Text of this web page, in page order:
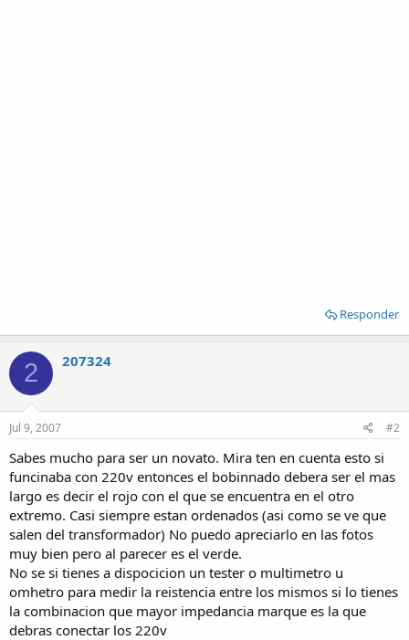
Responder
2 207324
Jul 9, 2007 #2
Sabes mucho para ser un novato. Mira ten en cuenta esto si
funcinaba con 220v entonces el bobinnado debera ser el mas
largo es decir el rojo con el que se encuentra en el otro
extremo. Casi siempre estan ordenados (asi como se ve que
salen del transformador) No puedo apreciarlo en las fotos
muy bien pero al parecer es el verde.
No se si tienes a dispocicion un tester o multimetro u
omhetro para medir la reistencia entre los mismos si lo tienes
la combinacion que mayor impedancia marque es la que
debras conectar los 220v